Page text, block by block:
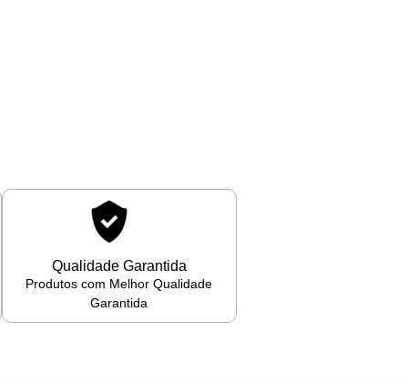
Qualidade Garantida
Produtos com Melhor Qualidade
Garantida